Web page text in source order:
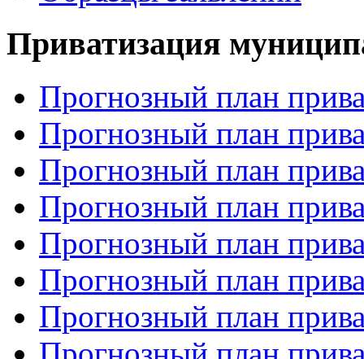
Приватизация
Прогнозный план
Прогнозный план
Прогнозный план
Прогнозный план
Прогнозный план
Прогнозный план
Прогнозный план